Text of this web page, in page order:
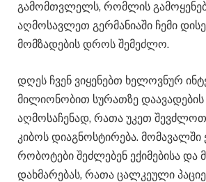
გამომთვლელს, რომლის
აღმოსავლეთ გერმანიაში ჩემი
მომზადების დროს შემეძლო.
დღეს ჩვენ ვიყენებთ ხელოვნურ
მილიონობით სურათზე დაავადების
აღმოსაჩენად, რათა უკეთ
კიბოს დიაგნოსტირება. მომავალში
რობოტები შეძლებენ ექიმებისა და
დახმარებას, რათა ცალკეული